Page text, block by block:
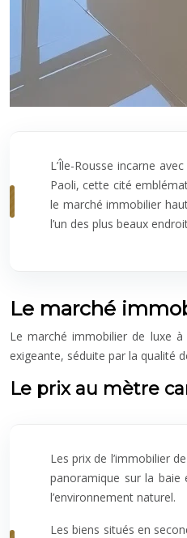
L’Île-Rousse incarne
Paoli, cette cité
le marché immobilier
l’un des plus beaux
Le marché
Le marché immobilier de luxe à
exigeante, séduite par la qualité
Le prix au mètre
Les prix de l’immobilier
panoramique sur la baie
l’environnement naturel.
Les biens situés en